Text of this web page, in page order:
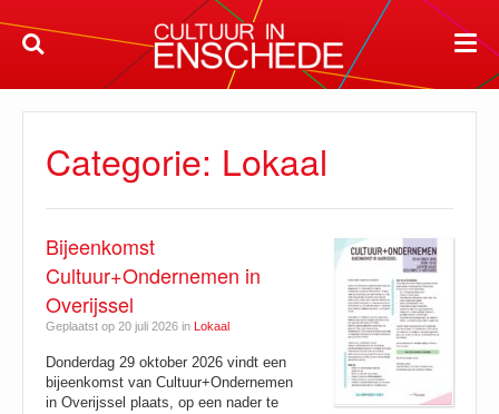
Categorie: Lokaal
Bijeenkomst
Cultuur+Ondernemen in
Overijssel
Geplaatst op 20 juli 2026 in Lokaal
Donderdag 29 oktober 2026 vindt een
bijeenkomst van Cultuur+Ondernemen
in Overijssel plaats, op een nader te